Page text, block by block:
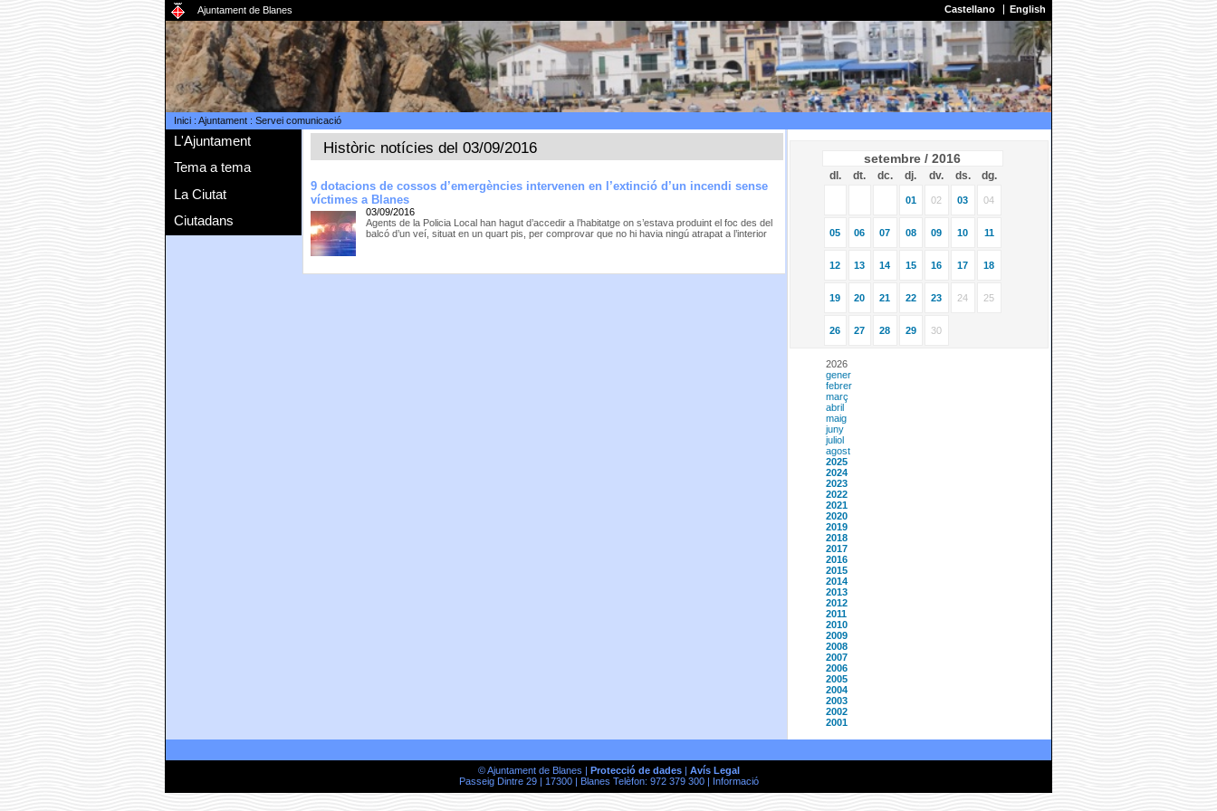
Ajuntament de Blanes Castellano English
Inici: Ajuntament: Servei comunicació
L'Ajuntament
Tema a tema
La Ciutat
Ciutadans
Històric notícies del 03/09/2016
9 dotacions de cossos d’emergències intervenen en l’extinció d’un incendi sense
víctimes a Blanes
03/09/2016
Agents de la Policia Local han hagut d’accedir a l’habitatge on s’estava produint el foc des del
balcó d’un veí, situat en un quart pis, per comprovar que no hi havia ningú atrapat a l’interior
setembre / 2016
dl. dt. dc. dj. dv. ds. dg.
01 02 03 04
05 06 07 08 09 10 11
12 13 14 15 16 17 18
19 20 21 22 23 24 25
26 27 28 29 30
2026
gener
febrer
març
abril
maig
juny
juliol
agost
2025
2024
2023
2022
2021
2020
2019
2018
2017
2016
2015
2014
2013
2012
2011
2010
2009
2008
2007
2006
2005
2004
2003
2002
2001
© Ajuntament de Blanes | Protecció de dades| Avís Legal
Passeig Dintre 29 | 17300 | Blanes Telèfon: 972 379 300 |
Informació